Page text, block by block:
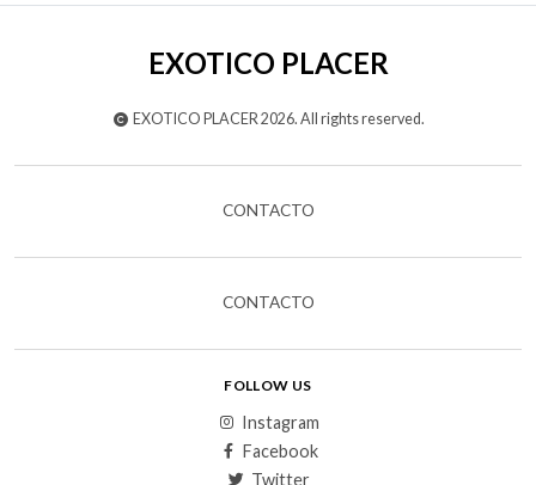
EXOTICO PLACER
EXOTICO PLACER 2026. All rights reserved.
CONTACTO
CONTACTO
FOLLOW US
Instagram
Facebook
Twitter